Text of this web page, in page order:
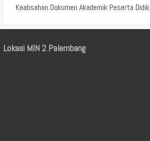
Keabsahan Dokumen Akademik Peserta Didik
Lokasi MIN 2 Palembang